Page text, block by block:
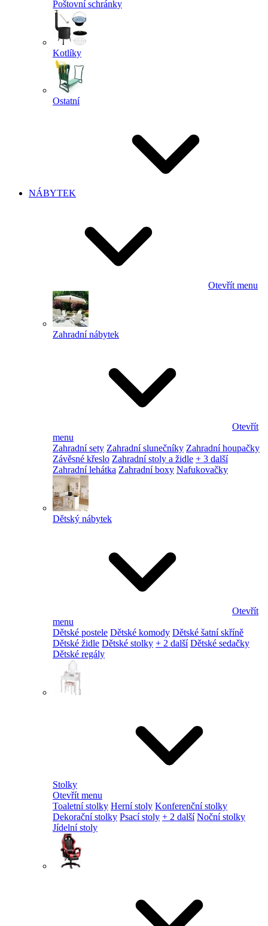
Poštovní schránky
Kotlíky
Ostatní
NÁBYTEK
Otevřít menu
Zahradní nábytek
Otevřít
menu
Zahradní sety Zahradní slunečníky Zahradní houpačky
Závěsné křeslo Zahradní stoly a židle + 3 další
Zahradní lehátka Zahradní boxy Nafukovačky
Dětský nábytek
Otevřít
menu
Dětské postele Dětské komody Dětské šatní skříně
Dětské židle Dětské stolky + 2 další Dětské sedačky
Dětské regály
Stolky
Otevřít menu
Toaletní stolky Herní stoly Konferenční stolky
Dekorační stolky Psací stoly + 2 další Noční stolky
Jídelní stoly